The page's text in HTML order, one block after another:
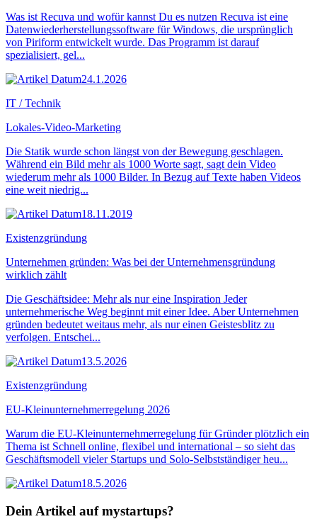
Was ist Recuva und wofür kannst Du es nutzen Recuva ist eine
Datenwiederherstellungssoftware für Windows, die ursprünglich
von Piriform entwickelt wurde. Das Programm ist darauf
spezialisiert, gel...
24.1.2026
IT / Technik
Lokales-Video-Marketing
Die Statik wurde schon längst von der Bewegung geschlagen.
Während ein Bild mehr als 1000 Worte sagt, sagt dein Video
wiederum mehr als 1000 Bilder. In Bezug auf Texte haben Videos
eine weit niedrig...
18.11.2019
Existenzgründung
Unternehmen gründen: Was bei der Unternehmensgründung
wirklich zählt
Die Geschäftsidee: Mehr als nur eine Inspiration Jeder
unternehmerische Weg beginnt mit einer Idee. Aber Unternehmen
gründen bedeutet weitaus mehr, als nur einen Geistesblitz zu
verfolgen. Entschei...
13.5.2026
Existenzgründung
EU-Kleinunternehmerregelung 2026
Warum die EU-Kleinunternehmerregelung für Gründer plötzlich ein
Thema ist Schnell online, flexibel und international – so sieht das
Geschäftsmodell vieler Startups und Solo-Selbstständiger heu...
18.5.2026
Dein Artikel auf mystartups?